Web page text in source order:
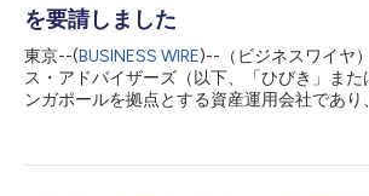
を要請しました
東京--(BUSINESS WIRE)--（ビジネスワイヤ
ス・アドバイザーズ（以下、「ひびき」ま
ンガポールを拠点とする資産運用会社であり
社」）の株式について、昨年より取得を開